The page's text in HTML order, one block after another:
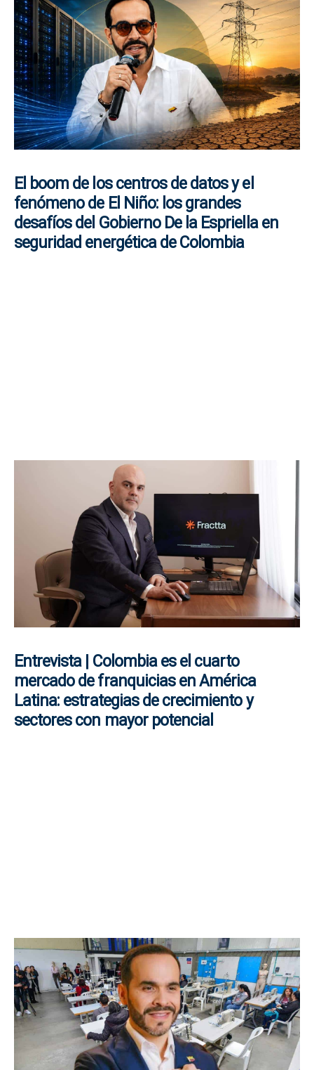
El boom de los centros de datos y el
fenómeno de El Niño: los grandes
desafíos del Gobierno De la Espriella en
seguridad energética de Colombia
Entrevista | Colombia es el cuarto
mercado de franquicias en América
Latina: estrategias de crecimiento y
sectores con mayor potencial